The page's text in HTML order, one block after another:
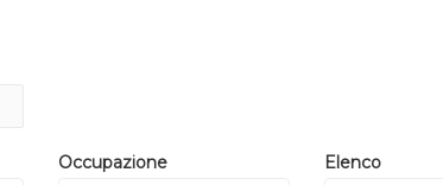
Occupazione Elenco